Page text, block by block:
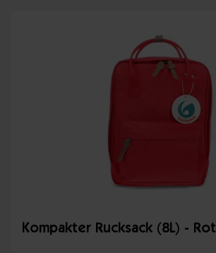
Kompakter Rucksack (8L) - Rot